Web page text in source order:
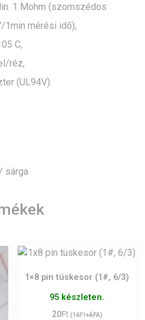
1 Mohm (szomszédos
1min mérési idő),
C,
réz,
(UL94V).
sárga
1×8 pin tüskesor (1#, 6/3)
95 készleten.
20Ft (16Ft+ÁFA)